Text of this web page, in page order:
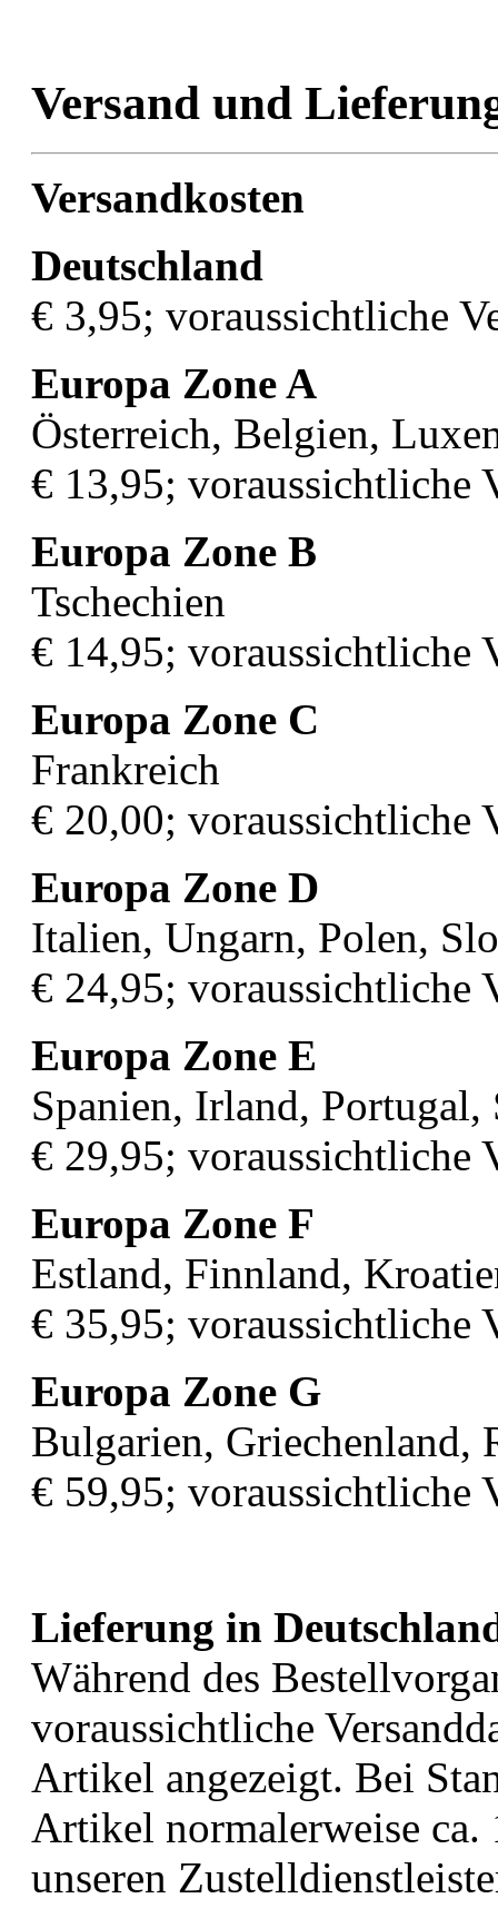
Versand und
Versandkosten
Deutschland
€ 3,95; voraussichtliche
Europa Zone A
Österreich, Belgien,
€ 13,95; voraussichtliche
Europa Zone B
Tschechien
€ 14,95; voraussichtliche
Europa Zone C
Frankreich
€ 20,00; voraussichtliche
Europa Zone D
Italien, Ungarn, Polen,
€ 24,95; voraussichtliche
Europa Zone E
Spanien, Irland, Portugal,
€ 29,95; voraussichtliche
Europa Zone F
Estland, Finnland,
€ 35,95; voraussichtliche
Europa Zone G
Bulgarien, Griechenland,
€ 59,95; voraussichtliche
Lieferung in
Während des
voraussichtliche
Artikel angezeigt. Bei
Artikel normalerweise ca.
unseren